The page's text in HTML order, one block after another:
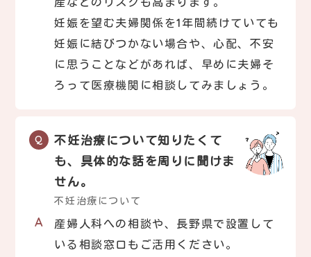
妊娠を望む夫婦関係を1年間続けていても
妊娠に結びつかない場合や、心配、不安
に思うことなどがあれば、早めに夫婦そ
ろって医療機関に相談してみましょう。
不妊治療について知りたくて
も、具体的な話を周りに聞けま
せん。
不妊治療について
産婦人科への相談や、長野県で設置して
いる相談窓口もご活用ください。